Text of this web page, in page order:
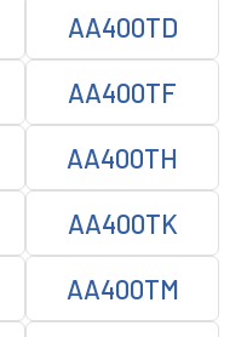
AA400TD
AA400TF
AA400TH
AA400TK
AA400TM